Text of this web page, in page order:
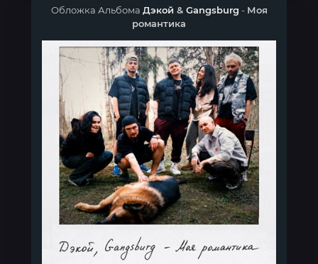
Обложка Альбома Дэкой & Gangsburg - Моя
романтика